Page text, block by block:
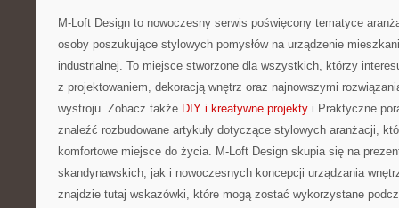
M-Loft Design to nowoczesny serwis poświęcony tematyce
osoby poszukujące stylowych pomysłów na urządzenie
industrialnej. To miejsce stworzone dla wszystkich, którzy
z projektowaniem, dekoracją wnętrz oraz najnowszymi
wystroju. Zobacz także DIY i kreatywne projekty i Praktyczne
znaleźć rozbudowane artykuły dotyczące stylowych aranżacji,
komfortowe miejsce do życia. M-Loft Design skupia się na
skandynawskich, jak i nowoczesnych koncepcji urządzania
znajdzie tutaj wskazówki, które mogą zostać wykorzystane